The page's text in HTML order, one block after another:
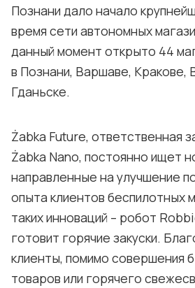
Познани дало начало
время сети автономных
данный момент открыто 44
в Познани, Варшаве, Кракове,
Гданьске.
Żabka Future, ответственная
Żabka Nano, постоянно ищет
направленные на улучшение
опыта клиентов беспилотных
таких инноваций – робот
готовит горячие закуски.
клиенты, помимо совершения
товаров или горячего